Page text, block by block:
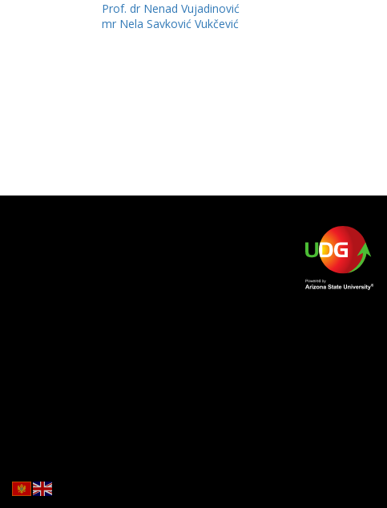
Prof. dr Nenad Vujadinović
mr Nela Savković Vukčević